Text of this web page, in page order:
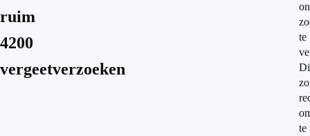
ruim
4200
vergeetverzoeken
te
te